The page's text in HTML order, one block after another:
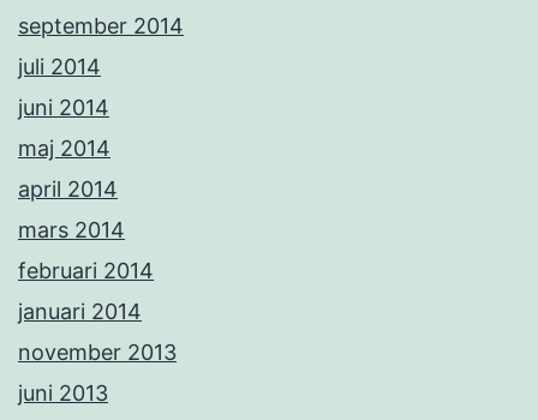
september 2014
juli 2014
juni 2014
maj 2014
april 2014
mars 2014
februari 2014
januari 2014
november 2013
juni 2013